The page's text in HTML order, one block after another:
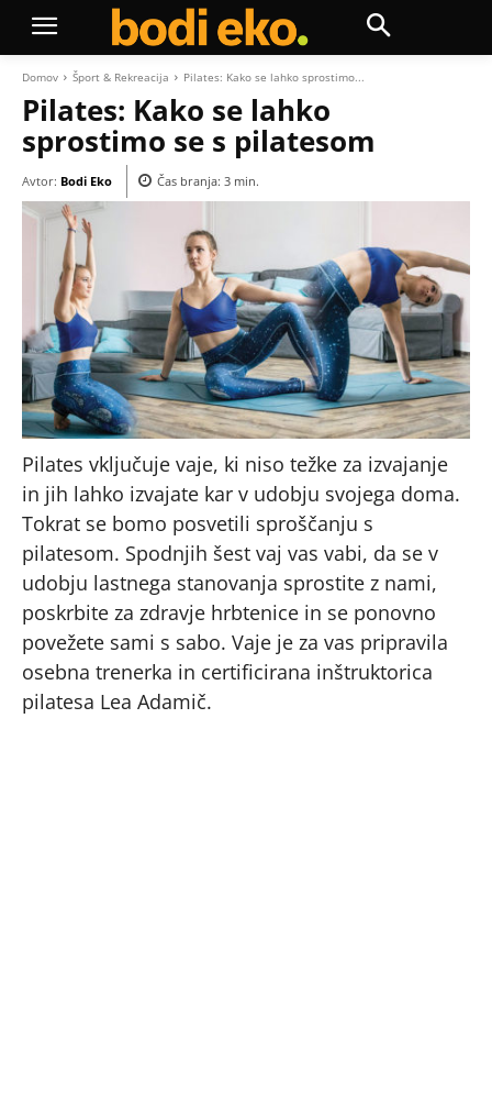
Domov Šport & Rekreacija Pilates: Kako se lahko sprostimo...
Pilates: Kako se lahko
sprostimo se s pilatesom
Avtor: Bodi Eko Čas branja: 3 min.
Pilates vključuje vaje, ki niso težke za izvajanje
in jih lahko izvajate kar v udobju svojega doma.
Tokrat se bomo posvetili sproščanju s
pilatesom. Spodnjih šest vaj vas vabi, da se v
udobju lastnega stanovanja sprostite z nami,
poskrbite za zdravje hrbtenice in se ponovno
povežete sami s sabo. Vaje je za vas pripravila
osebna trenerka in certificirana inštruktorica
pilatesa Lea Adamič.